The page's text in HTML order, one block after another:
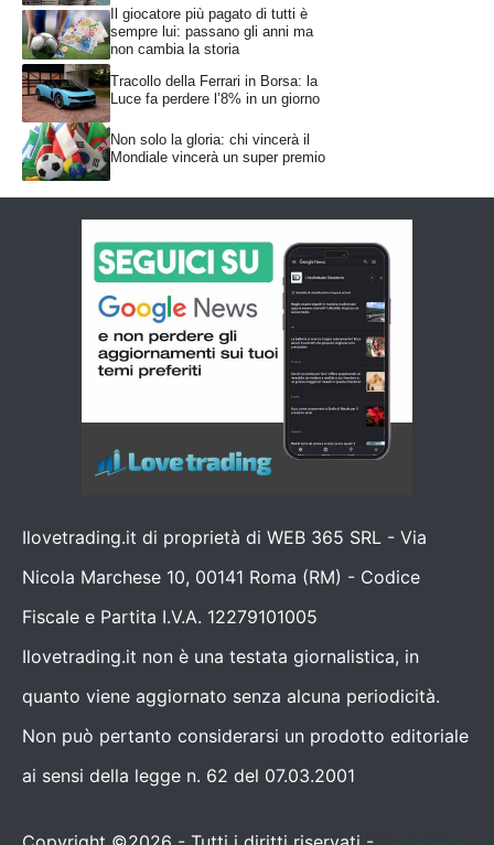
Il giocatore più pagato di tutti è
sempre lui: passano gli anni ma
non cambia la storia
Tracollo della Ferrari in Borsa: la
Luce fa perdere l’8% in un giorno
Non solo la gloria: chi vincerà il
Mondiale vincerà un super premio
Ilovetrading.it di proprietà di WEB 365 SRL - Via
Nicola Marchese 10, 00141 Roma (RM) - Codice
Fiscale e Partita I.V.A. 12279101005
Ilovetrading.it non è una testata giornalistica, in
quanto viene aggiornato senza alcuna periodicità.
Non può pertanto considerarsi un prodotto editoriale
ai sensi della legge n. 62 del 07.03.2001